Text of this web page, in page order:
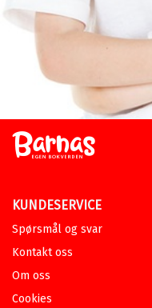
KUNDESERVICE
Spørsmål og svar
Kontakt oss
Om oss
Cookies